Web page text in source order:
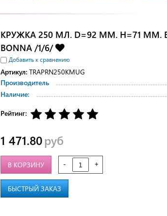
КРУЖКА 250 МЛ. D=92 ММ. H=71 ММ.
BONNA /1/6/
Добавить к сравнению
Артикул:TRAPRN250KMUG
Производитель
Наличие:
Рейтинг:
1 471.80руб
- +
В КОРЗИНУ
БЫСТРЫЙ ЗАКАЗ